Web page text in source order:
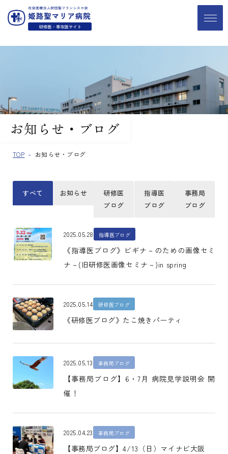
お知らせ・ブログ
TOP お知らせ・ブログ
すべて お知らせ
研修医
ブログ
指導医
ブログ
事務局
ブログ
2025.05.28 指導医ブログ
《指導医ブログ》ビギナ－のための画像セミ
ナ－(旧研修医画像セミナ－)in spring
2025.05.14 研修医ブログ
《研修医ブログ》たこ焼きパーティ
2025.05.13 事務局ブログ
【事務局ブログ】6・7月 病院見学説明会 開
催！
2025.04.23 事務局ブログ
【事務局ブログ】4/13（日）マイナビ大阪